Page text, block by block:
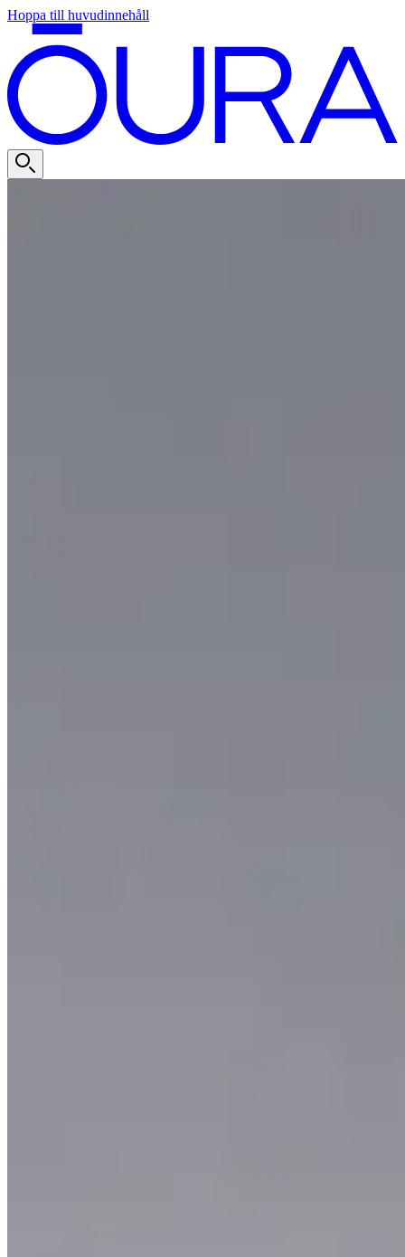
Hoppa till huvudinnehåll